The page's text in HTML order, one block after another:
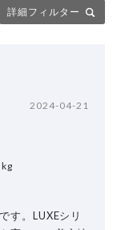
詳細フィルター
2024-04-21
す。LUXEシリ